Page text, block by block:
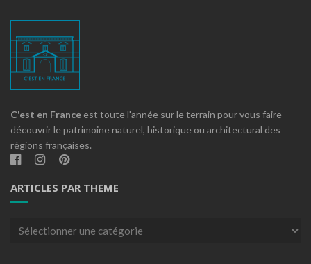
C'est en France est toute l'année sur le terrain pour vous faire
découvrir le patrimoine naturel, historique ou architectural des
régions françaises.
ARTICLES PAR THEME
Articles